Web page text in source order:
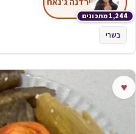
1,244 מתכונים
בשרי
♥